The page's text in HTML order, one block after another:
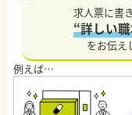
求人票に書
“詳しい
をお伝え